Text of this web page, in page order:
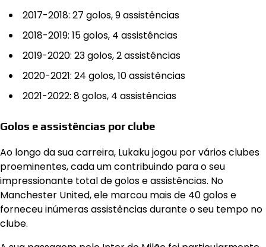
2017-2018: 27 golos, 9 assistências
2018-2019: 15 golos, 4 assistências
2019-2020: 23 golos, 2 assistências
2020-2021: 24 golos, 10 assistências
2021-2022: 8 golos, 4 assistências
Golos e assistências por clube
Ao longo da sua carreira, Lukaku jogou por vários clubes
proeminentes, cada um contribuindo para o seu
impressionante total de golos e assistências. No
Manchester United, ele marcou mais de 40 golos e
forneceu inúmeras assistências durante o seu tempo no
clube.